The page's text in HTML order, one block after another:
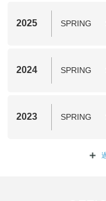
2025 SPRING
2024 SPRING
2023 SPRING